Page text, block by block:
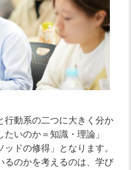
行動系の二つに大きく分か
いのか＝知識・理論」
ッドの修得」となります。
るのかを考えるのは、学び